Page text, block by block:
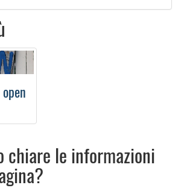
chiare le informazioni